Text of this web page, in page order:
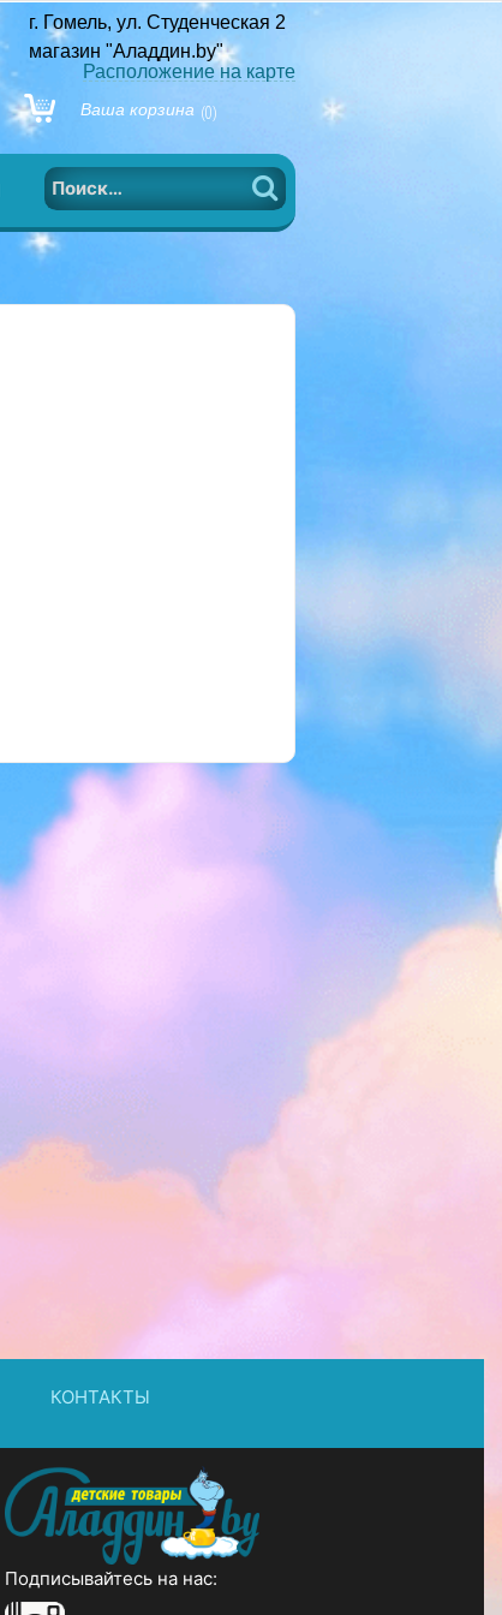
г. Гомель, ул. Студенческая 2
магазин "Аладдин.by"
Расположение на карте
Ваша корзина (0)
КОНТАКТЫ
Подписывайтесь на нас: